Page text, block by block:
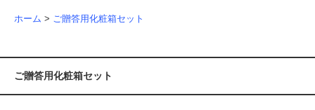
ホーム > ご贈答用化粧箱セット
ご贈答用化粧箱セット